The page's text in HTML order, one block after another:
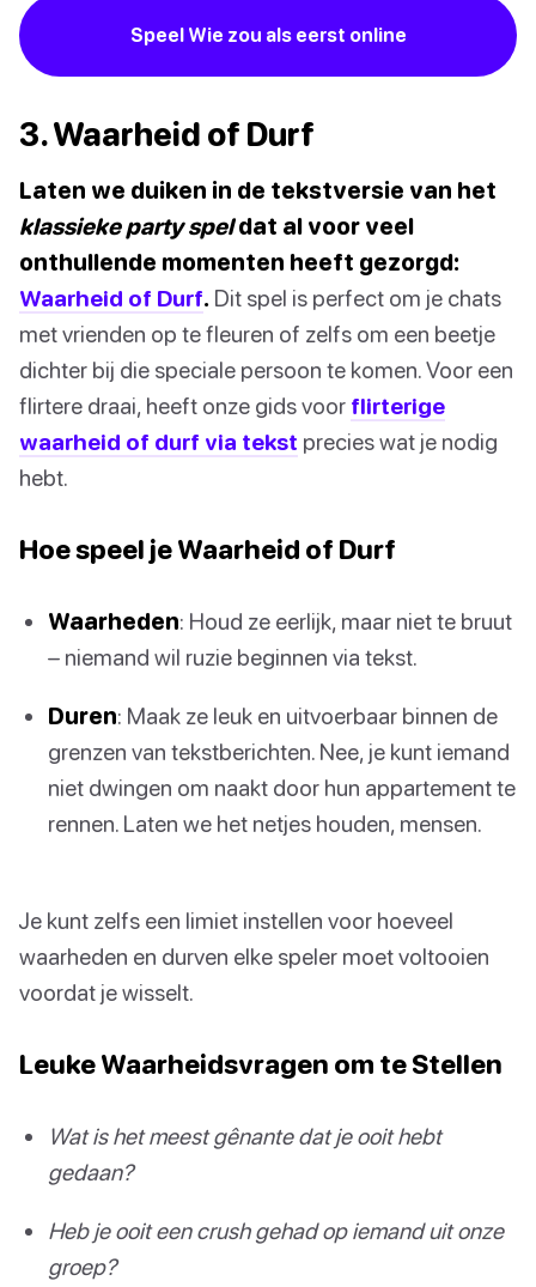
Speel Wie zou als eerst online
3. Waarheid of Durf
Laten we duiken in de tekstversie van het
klassieke party speldat al voor veel
onthullende momenten heeft gezorgd:
Waarheid of Durf. Dit spel is perfect om je chats
met vrienden op te fleuren of zelfs om een beetje
dichter bij die speciale persoon te komen. Voor een
flirtere draai, heeft onze gids voor flirterige
waarheid of durf via tekst precies wat je nodig
hebt.
Hoe speel je Waarheid of Durf
Waarheden: Houd ze eerlijk, maar niet te bruut
– niemand wil ruzie beginnen via tekst.
Duren: Maak ze leuk en uitvoerbaar binnen de
grenzen van tekstberichten. Nee, je kunt iemand
niet dwingen om naakt door hun appartement te
rennen. Laten we het netjes houden, mensen.
Je kunt zelfs een limiet instellen voor hoeveel
waarheden en durven elke speler moet voltooien
voordat je wisselt.
Leuke Waarheidsvragen om te Stellen
Wat is het meest gênante dat je ooit hebt
gedaan?
Heb je ooit een crush gehad op iemand uit onze
groep?